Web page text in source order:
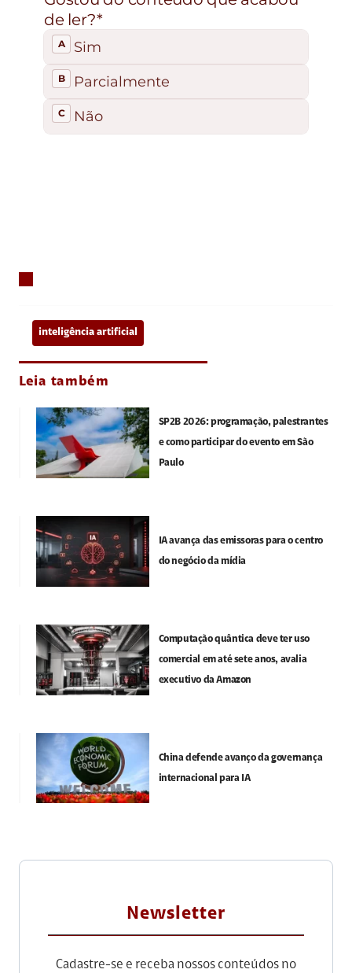
inteligência artificial
Leia também
SP2B 2026: programação, palestrantes
e como participar do evento em São
Paulo
IA avança das emissoras para o centro
do negócio da mídia
Computação quântica deve ter uso
comercial em até sete anos, avalia
executivo da Amazon
China defende avanço da governança
internacional para IA
Newsletter
Cadastre-se e receba nossos conteúdos no